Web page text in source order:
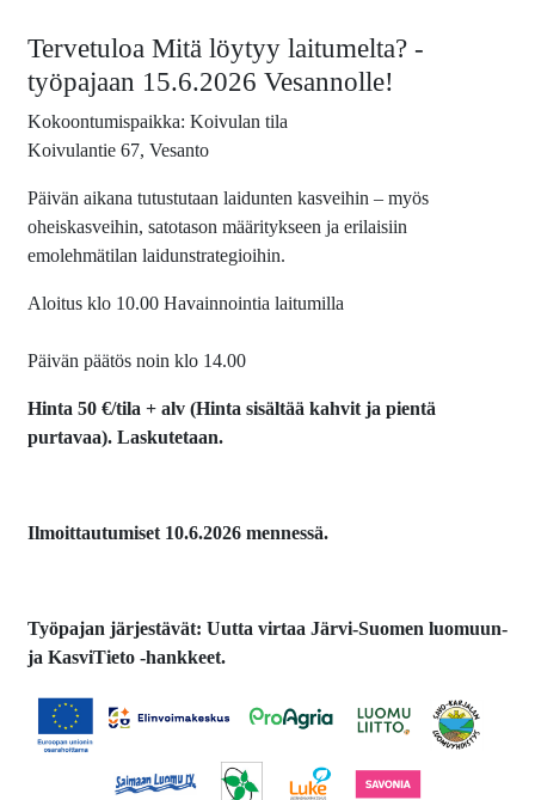
Tervetuloa Mitä löytyy laitumelta? -
työpajaan 15.6.2026 Vesannolle!
Kokoontumispaikka: Koivulan tila
Koivulantie 67, Vesanto
Päivän aikana tutustutaan laidunten kasveihin – myös
oheiskasveihin, satotason määritykseen ja erilaisiin
emolehmätilan laidunstrategioihin.
Aloitus klo 10.00 Havainnointia laitumilla
Päivän päätös noin klo 14.00
Hinta 50 €/tila + alv (Hinta sisältää kahvit ja pientä
purtavaa). Laskutetaan.
Ilmoittautumiset 10.6.2026 mennessä.
Työpajan järjestävät: Uutta virtaa Järvi-Suomen luomuun-
ja KasviTieto -hankkeet.